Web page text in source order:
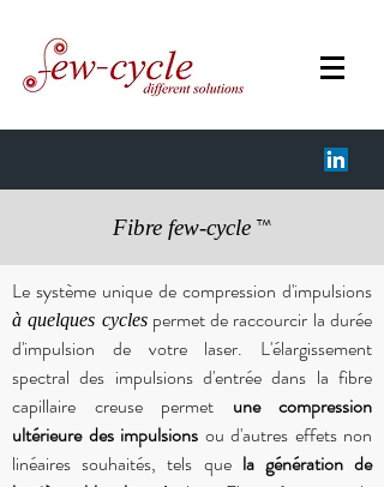
Fibre few-cycle ™
Le système unique de compression d'impulsions
à quelques cyclespermet de raccourcir la durée
d'impulsion de votre laser. L'élargissement
spectral des impulsions d'entrée dans la fibre
capillaire creuse permet une compression
ultérieure des impulsions ou d'autres effets non
linéaires souhaités, tels que la génération de